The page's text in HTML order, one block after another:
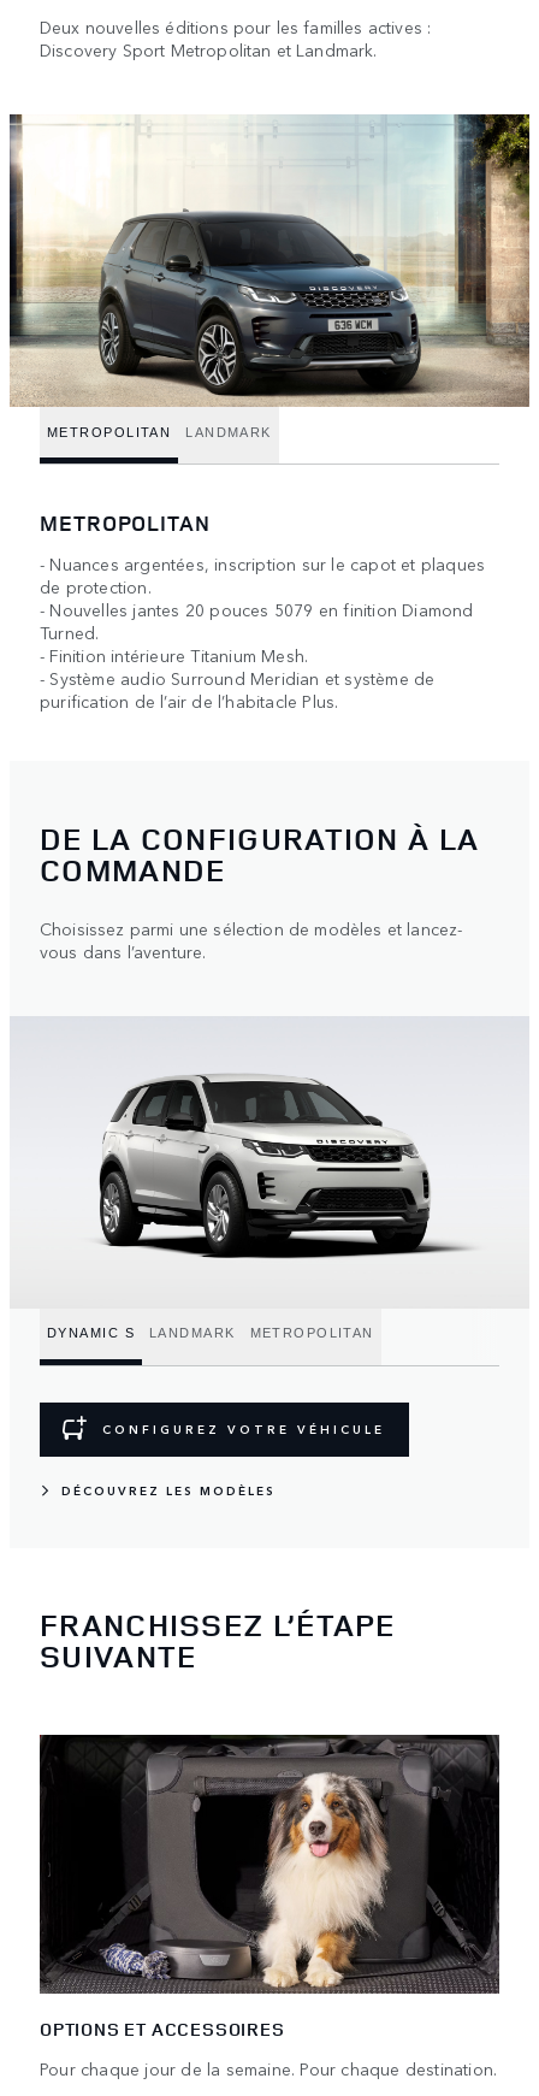
Deux nouvelles éditions pour les familles actives :
Discovery Sport Metropolitan et Landmark.
METROPOLITAN LANDMARK
METROPOLITAN
- Nuances argentées, inscription sur le capot et plaques
de protection.
- Nouvelles jantes 20 pouces 5079 en finition Diamond
Turned.
- Finition intérieure Titanium Mesh.
- Système audio Surround Meridian et système de
purification de l’air de l’habitacle Plus.
DE LA CONFIGURATION À LA
COMMANDE
Choisissez parmi une sélection de modèles et lancez-
vous dans l’aventure.
DYNAMIC S LANDMARK METROPOLITAN
CONFIGUREZ VOTRE VÉHICULE
DÉCOUVREZ LES MODÈLES
FRANCHISSEZ L’ÉTAPE
SUIVANTE
OPTIONS ET ACCESSOIRES
Pour chaque jour de la semaine. Pour chaque destination.